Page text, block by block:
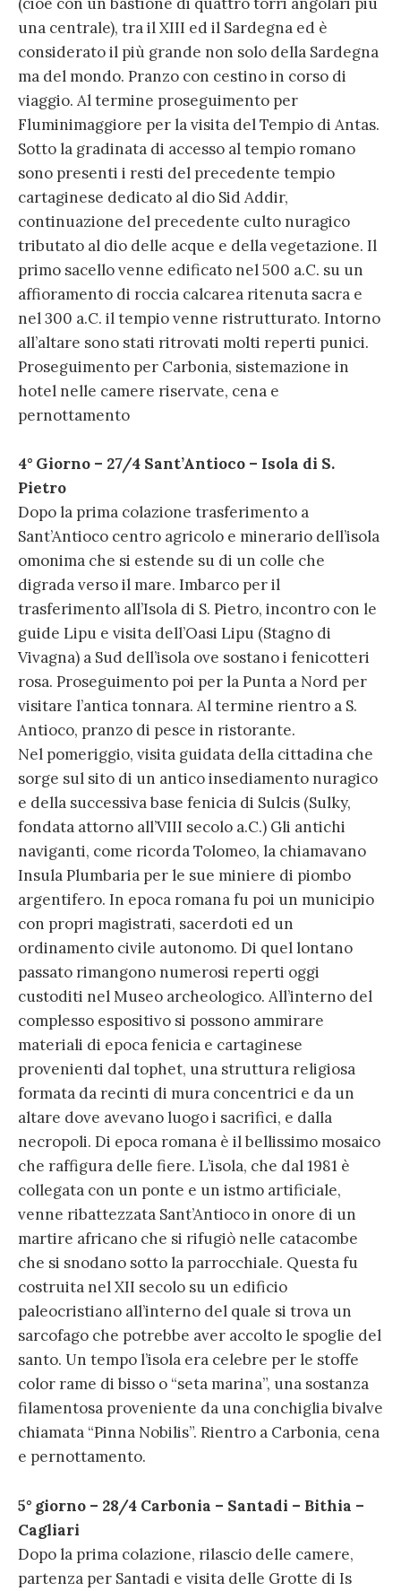
una centrale), tra il XIII ed il Sardegna ed è
considerato il più grande non solo della Sardegna
ma del mondo. Pranzo con cestino in corso di
viaggio. Al termine proseguimento per
Fluminimaggiore per la visita del Tempio di Antas.
Sotto la gradinata di accesso al tempio romano
sono presenti i resti del precedente tempio
cartaginese dedicato al dio Sid Addir,
continuazione del precedente culto nuragico
tributato al dio delle acque e della vegetazione. Il
primo sacello venne edificato nel 500 a.C. su un
affioramento di roccia calcarea ritenuta sacra e
nel 300 a.C. il tempio venne ristrutturato. Intorno
all’altare sono stati ritrovati molti reperti punici.
Proseguimento per Carbonia, sistemazione in
hotel nelle camere riservate, cena e
pernottamento
4° Giorno – 27/4 Sant’Antioco – Isola di S.
Pietro
Dopo la prima colazione trasferimento a
Sant’Antioco centro agricolo e minerario dell’isola
omonima che si estende su di un colle che
digrada verso il mare. Imbarco per il
trasferimento all’Isola di S. Pietro, incontro con le
guide Lipu e visita dell’Oasi Lipu (Stagno di
Vivagna) a Sud dell’isola ove sostano i fenicotteri
rosa. Proseguimento poi per la Punta a Nord per
visitare l’antica tonnara. Al termine rientro a S.
Antioco, pranzo di pesce in ristorante.
Nel pomeriggio, visita guidata della cittadina che
sorge sul sito di un antico insediamento nuragico
e della successiva base fenicia di Sulcis (Sulky,
fondata attorno all’VIII secolo a.C.) Gli antichi
naviganti, come ricorda Tolomeo, la chiamavano
Insula Plumbaria per le sue miniere di piombo
argentifero. In epoca romana fu poi un municipio
con propri magistrati, sacerdoti ed un
ordinamento civile autonomo. Di quel lontano
passato rimangono numerosi reperti oggi
custoditi nel Museo archeologico. All’interno del
complesso espositivo si possono ammirare
materiali di epoca fenicia e cartaginese
provenienti dal tophet, una struttura religiosa
formata da recinti di mura concentrici e da un
altare dove avevano luogo i sacrifici, e dalla
necropoli. Di epoca romana è il bellissimo mosaico
che raffigura delle fiere. L’isola, che dal 1981 è
collegata con un ponte e un istmo artificiale,
venne ribattezzata Sant’Antioco in onore di un
martire africano che si rifugiò nelle catacombe
che si snodano sotto la parrocchiale. Questa fu
costruita nel XII secolo su un edificio
paleocristiano all’interno del quale si trova un
sarcofago che potrebbe aver accolto le spoglie del
santo. Un tempo l’isola era celebre per le stoffe
color rame di bisso o “seta marina”, una sostanza
filamentosa proveniente da una conchiglia bivalve
chiamata “Pinna Nobilis”. Rientro a Carbonia, cena
e pernottamento.
5° giorno – 28/4 Carbonia – Santadi – Bithia –
Cagliari
Dopo la prima colazione, rilascio delle camere,
partenza per Santadi e visita delle Grotte di Is